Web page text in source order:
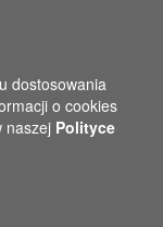
dostosowania
o cookies
naszej Polityce